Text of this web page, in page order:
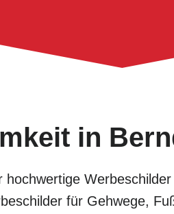
in
für Gehwege,